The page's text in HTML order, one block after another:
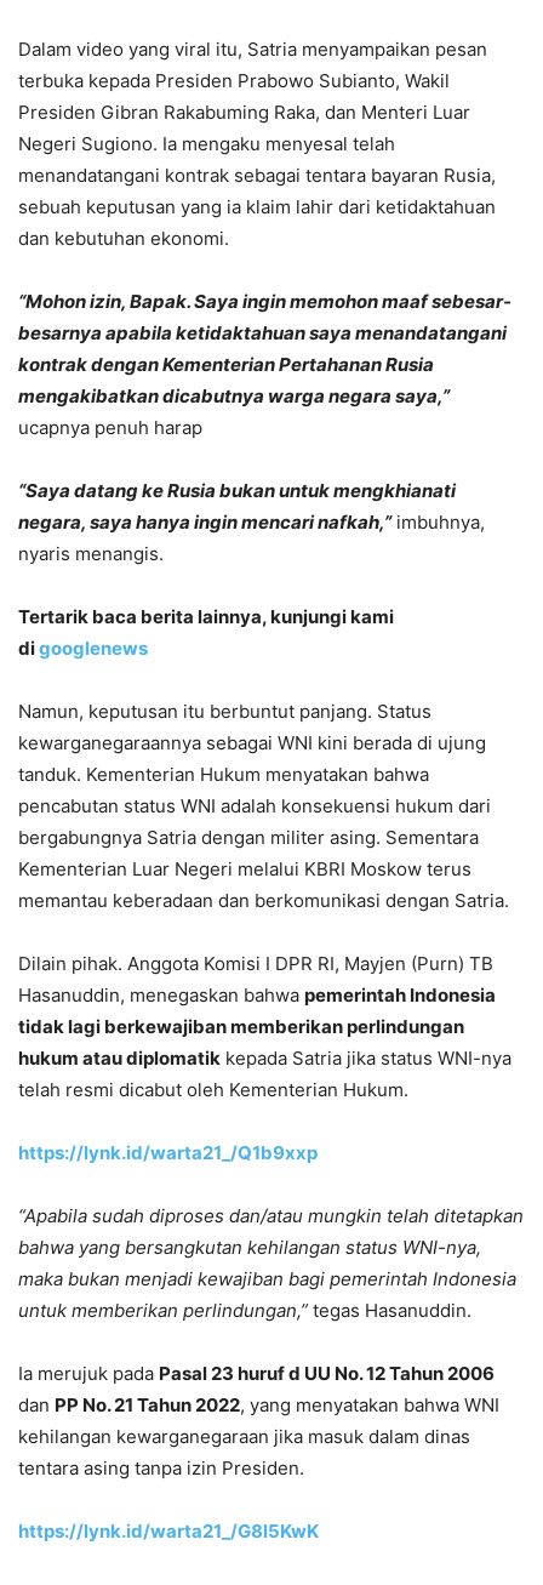
Dalam video yang viral itu, Satria menyampaikan pesan
terbuka kepada Presiden Prabowo Subianto, Wakil
Presiden Gibran Rakabuming Raka, dan Menteri Luar
Negeri Sugiono. Ia mengaku menyesal telah
menandatangani kontrak sebagai tentara bayaran Rusia,
sebuah keputusan yang ia klaim lahir dari ketidaktahuan
dan kebutuhan ekonomi.
“Mohon izin, Bapak. Saya ingin memohon maaf sebesar-
besarnya apabila ketidaktahuan saya menandatangani
kontrak dengan Kementerian Pertahanan Rusia
mengakibatkan dicabutnya warga negara saya,”
ucapnya penuh harap
“Saya datang ke Rusia bukan untuk mengkhianati
negara, saya hanya ingin mencari nafkah,”imbuhnya,
nyaris menangis.
Tertarik baca berita lainnya, kunjungi kami
digooglenews
Namun, keputusan itu berbuntut panjang. Status
kewarganegaraannya sebagai WNI kini berada di ujung
tanduk. Kementerian Hukum menyatakan bahwa
pencabutan status WNI adalah konsekuensi hukum dari
bergabungnya Satria dengan militer asing. Sementara
Kementerian Luar Negeri melalui KBRI Moskow terus
memantau keberadaan dan berkomunikasi dengan Satria.
Dilain pihak. Anggota Komisi I DPR RI, Mayjen (Purn) TB
Hasanuddin, menegaskan bahwa pemerintah Indonesia
tidak lagi berkewajiban memberikan perlindungan
hukum atau diplomatik kepada Satria jika status WNI-nya
telah resmi dicabut oleh Kementerian Hukum.
https://lynk.id/warta21_/Q1b9xxp
“Apabila sudah diproses dan/atau mungkin telah ditetapkan
bahwa yang bersangkutan kehilangan status WNI-nya,
maka bukan menjadi kewajiban bagi pemerintah Indonesia
untuk memberikan perlindungan,” tegas Hasanuddin.
Ia merujuk pada Pasal 23 huruf d UU No. 12 Tahun 2006
dan PP No. 21 Tahun 2022, yang menyatakan bahwa WNI
kehilangan kewarganegaraan jika masuk dalam dinas
tentara asing tanpa izin Presiden.
https://lynk.id/warta21_/G8l5KwK